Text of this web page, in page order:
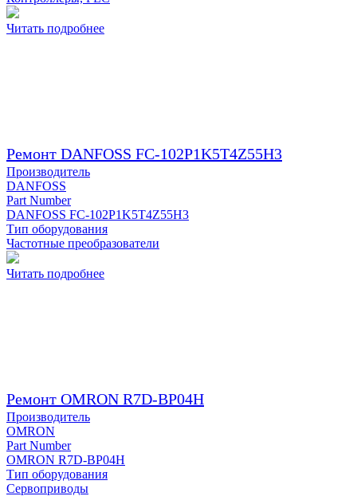
Читать подробнее
Ремонт DANFOSS FC-102P1K5T4Z55H3
Производитель
DANFOSS
Part Number
DANFOSS FC-102P1K5T4Z55H3
Тип оборудования
Частотные преобразователи
Читать подробнее
Ремонт OMRON R7D-BP04H
Производитель
OMRON
Part Number
OMRON R7D-BP04H
Тип оборудования
Сервоприводы